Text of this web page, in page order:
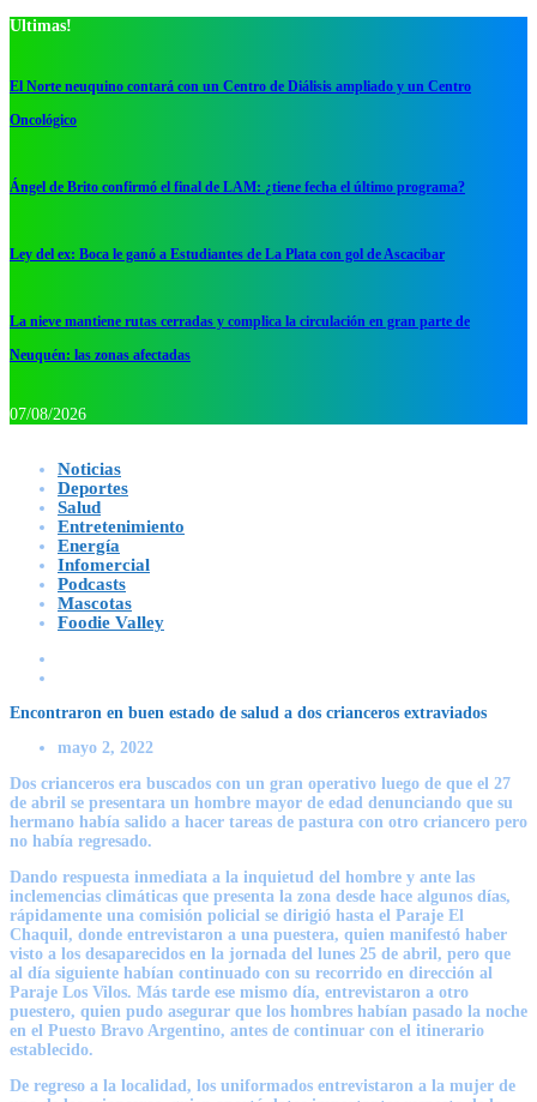
Ultimas!
El Norte neuquino contará con un Centro de Diálisis ampliado y un Centro
Oncológico
Ángel de Brito confirmó el final de LAM: ¿tiene fecha el último programa?
Ley del ex: Boca le ganó a Estudiantes de La Plata con gol de Ascacibar
La nieve mantiene rutas cerradas y complica la circulación en gran parte de
Neuquén: las zonas afectadas
07/08/2026
Noticias
Deportes
Salud
Entretenimiento
Energía
Infomercial
Podcasts
Mascotas
Foodie Valley
Encontraron en buen estado de salud a dos crianceros extraviados
mayo 2, 2022
Dos crianceros era buscados con un gran operativo luego de que el 27
de abril se presentara un hombre mayor de edad denunciando que su
hermano había salido a hacer tareas de pastura con otro criancero pero
no había regresado.
Dando respuesta inmediata a la inquietud del hombre y ante las
inclemencias climáticas que presenta la zona desde hace algunos días,
rápidamente una comisión policial se dirigió hasta el Paraje El
Chaquil, donde entrevistaron a una puestera, quien manifestó haber
visto a los desaparecidos en la jornada del lunes 25 de abril, pero que
al día siguiente habían continuado con su recorrido en dirección al
Paraje Los Vilos. Más tarde ese mismo día, entrevistaron a otro
puestero, quien pudo asegurar que los hombres habían pasado la noche
en el Puesto Bravo Argentino, antes de continuar con el itinerario
establecido.
De regreso a la localidad, los uniformados entrevistaron a la mujer de